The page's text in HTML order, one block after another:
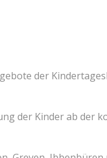
der
der Kinder ab der